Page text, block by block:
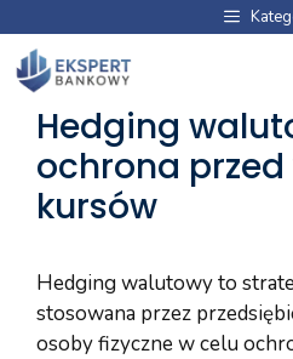
treści
Hedging
ochrona
kursów
Hedging walutowy to
stosowana przez
osoby fizyczne w celu